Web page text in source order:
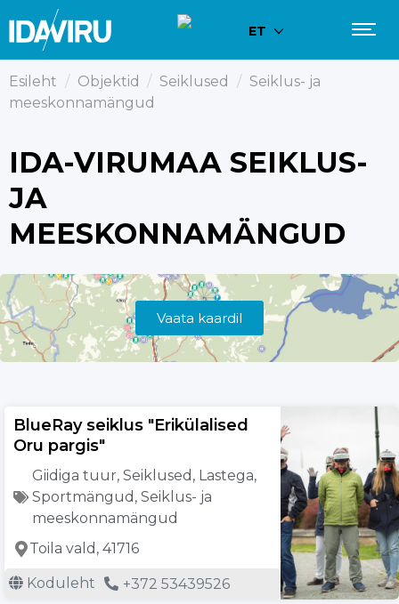
ET
Esileht / Objektid / Seiklused / Seiklus- ja
meeskonnamängud
IDA-VIRUMAA SEIKLUS-
JA
MEESKONNAMÄNGUD
Vaata kaardil
BlueRay seiklus "Erikülalised
Oru pargis"
Giidiga tuur, Seiklused , Lastega,
Sportmängud , Seiklus- ja
meeskonnamängud
Toila vald, 41716
Koduleht +372 53439526